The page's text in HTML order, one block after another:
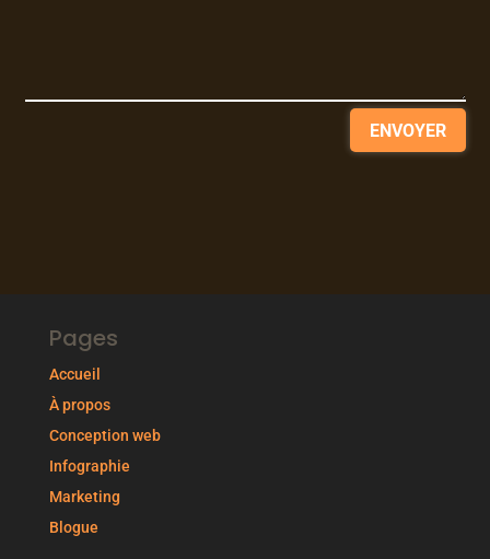
ENVOYER
Pages
Accueil
À propos
Conception web
Infographie
Marketing
Blogue